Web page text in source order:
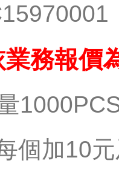
務報價
個加10